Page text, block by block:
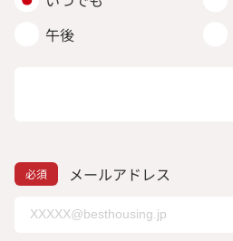
午後
メールアドレス